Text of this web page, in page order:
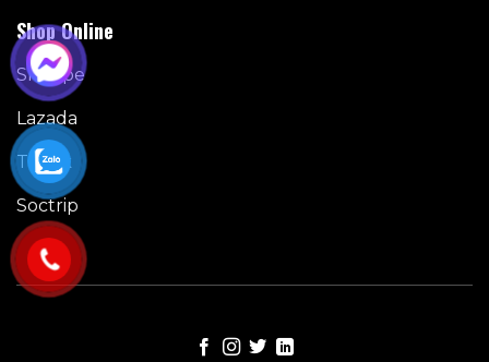
Shop Online
Shoppe
Lazada
Tiktok
Soctrip